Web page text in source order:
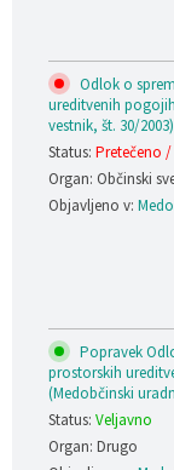
Odlok o
ureditvenih
vestnik, št. 30/2003)
Status: Pretečeno
Organ: Občinski
Objavljeno v:
Popravek
prostorskih
(Medobčinski
Status: Veljavno
Organ: Drugo